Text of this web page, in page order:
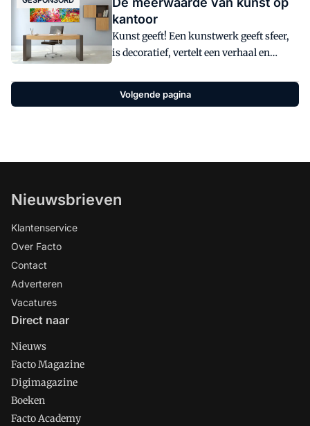
kantoor
Kunst geeft! Een kunstwerk geeft sfeer,
is decoratief, vertelt een verhaal en
vertellen. Beeldende kunst motiveert en
inspireert, het beïnvloedt en
Volgende pagina
Nieuwsbrieven
Klantenservice
Over Facto
Contact
Adverteren
Vacatures
Direct naar
Nieuws
Facto Magazine
Digimagazine
Boeken
Facto Academy